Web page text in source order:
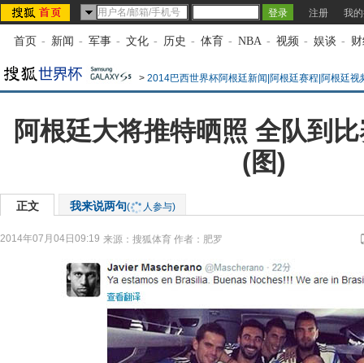
注册 我
首页 - 新闻 - 军事 - 文化 - 历史 - 体育 - NBA - 视频 - 娱谈 -
> 2014巴西世界杯阿根廷新闻|阿根廷赛程|阿根廷视
阿根廷大将推特晒照 全队到
(图)
正文 我来说两句( 人参与)
2014年07月04日09:19 来源： 搜狐体育 作者：肥罗